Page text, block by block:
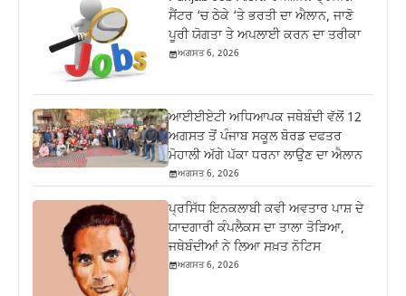
ਸੈਂਟਰ ‘ਚ ਠੇਕੇ ‘ਤੇ ਭਰਤੀ ਦਾ ਐਲਾਨ, ਜਾਣੋ
ਪੂਰੀ ਯੋਗਤਾ ਤੇ ਅਪਲਾਈ ਕਰਨ ਦਾ ਤਰੀਕਾ
ਅਗਸਤ 6, 2026
ਆਈਈਏਟੀ ਅਧਿਆਪਕ ਜਥੇਬੰਦੀ ਵੱਲੋਂ 12
ਅਗਸਤ ਤੋਂ ਪੰਜਾਬ ਸਕੂਲ ਬੋਰਡ ਦਫਤਰ
ਮੋਹਾਲੀ ਅੱਗੇ ਪੱਕਾ ਧਰਨਾ ਲਾਉਣ ਦਾ ਐਲਾਨ
ਅਗਸਤ 6, 2026
ਪ੍ਰਸਿੱਧ ਇਨਕਲਾਬੀ ਕਵੀ ਅਵਤਾਰ ਪਾਸ਼ ਦੇ
ਯਾਦਗਾਰੀ ਕੰਪਲੈਕਸ ਦਾ ਤਾਲਾ ਤੋੜਿਆ,
ਜਥੇਬੰਦੀਆਂ ਨੇ ਲਿਆ ਸਖ਼ਤ ਨੋਟਿਸ
ਅਗਸਤ 6, 2026